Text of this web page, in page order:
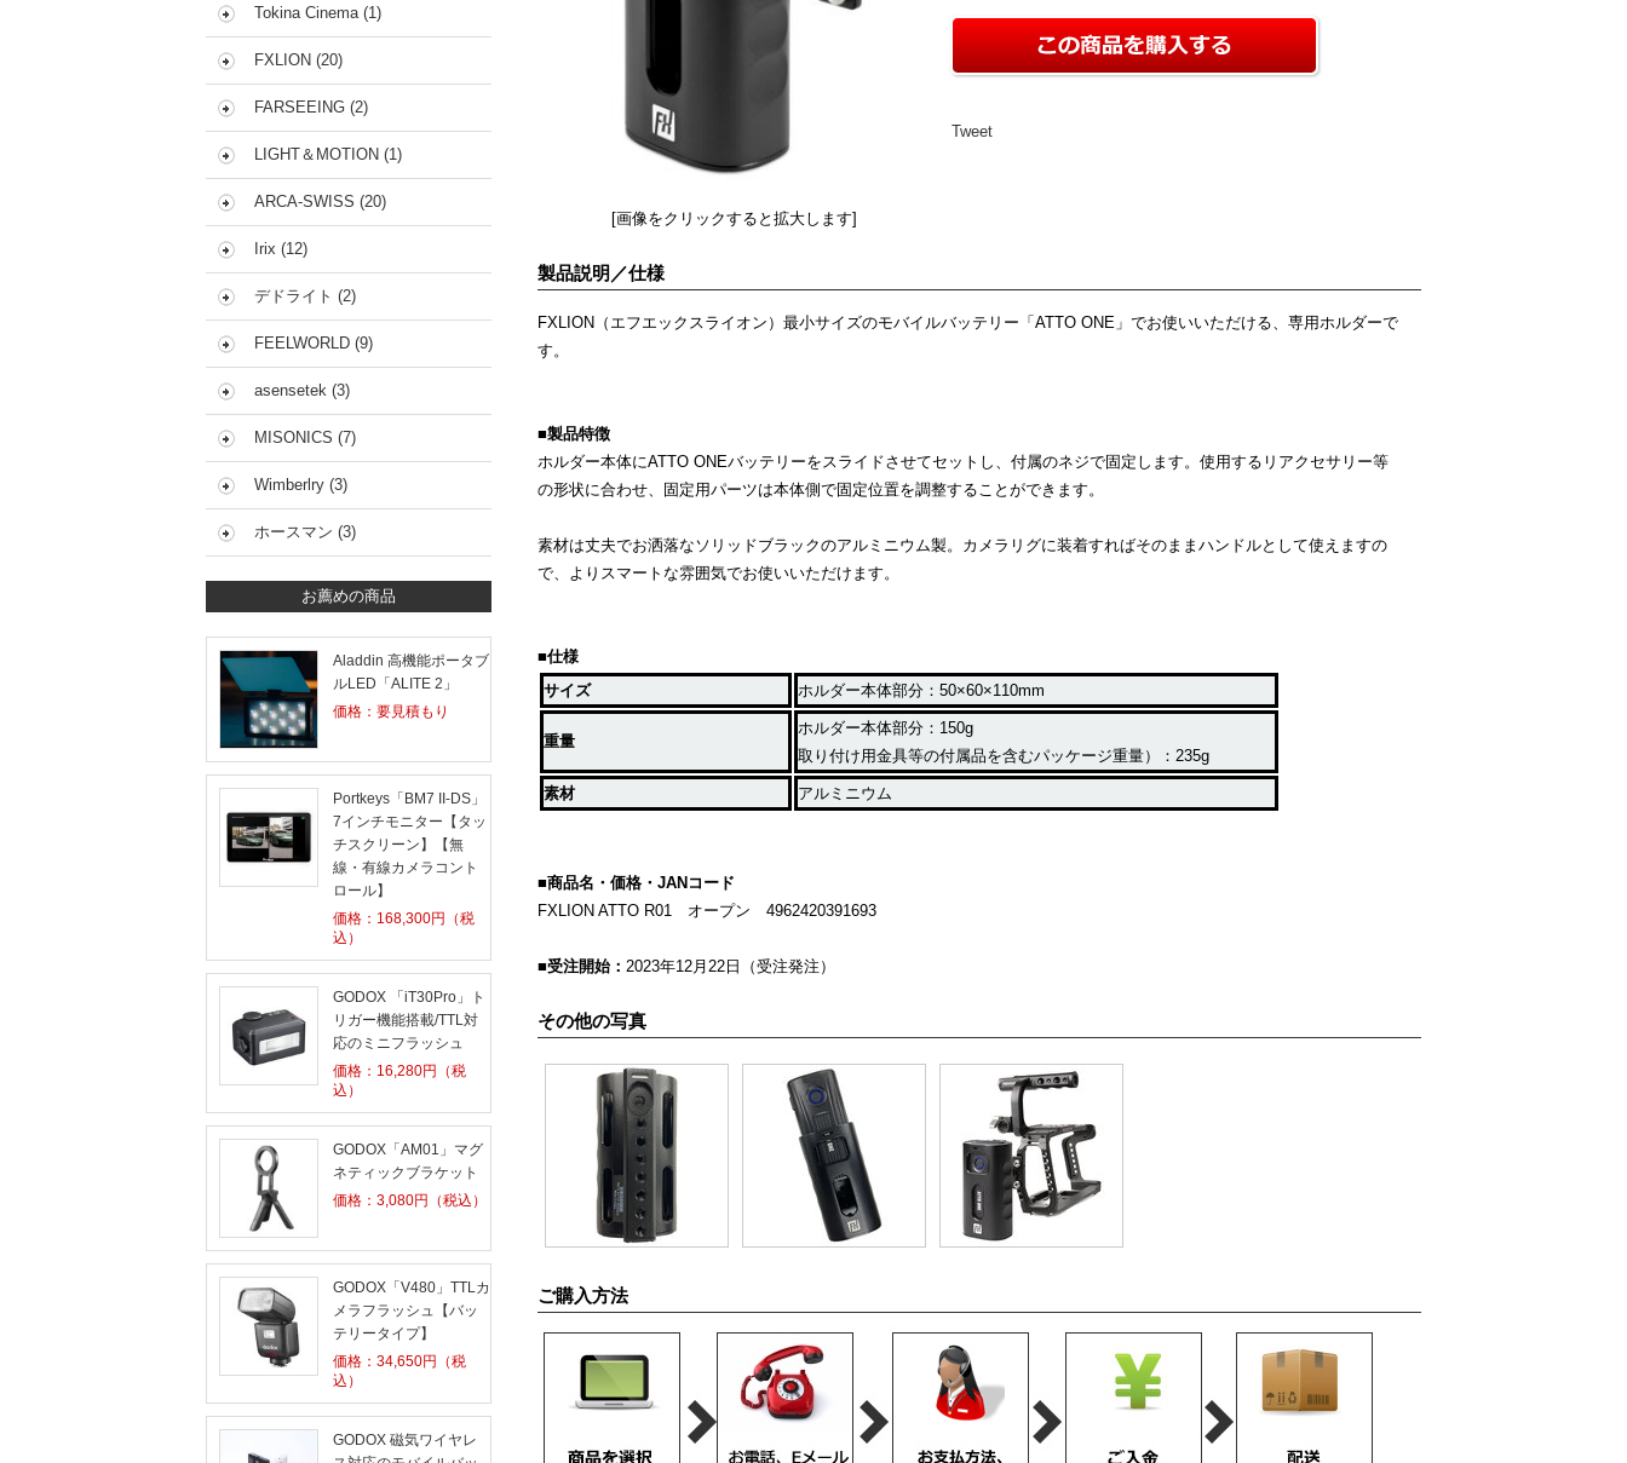
[画像をクリックすると拡大します]
Tweet
製品説明／仕様
FXLION（エフエックスライオン）最小サイズのモバイルバッテリー「ATTO ONE」でお使いいただける、専用ホルダーで
す。
■製品特徴
ホルダー本体にATTO ONEバッテリーをスライドさせてセットし、付属のネジで固定します。使用するリアクセサリー等
の形状に合わせ、固定用パーツは本体側で固定位置を調整することができます。
素材は丈夫でお洒落なソリッドブラックのアルミニウム製。カメラリグに装着すればそのままハンドルとして使えますの
で、よりスマートな雰囲気でお使いいただけます。
■仕様
サイズ
ホルダー本体部分： 50×60×110mm
重量
ホルダー本体部分： 150g
取り付け用金具等の付属品を含むパッケージ重量）： 235g
素材 アルミニウム
■商品名・価格・ JAN コード
FXLION ATTO R01 オープン 4962420391693
■受注開始： 2023年12月22日（受注発注）
その他の写真
ご購入方法
Tokina Cinema (1)
FXLION (20)
FARSEEING (2)
LIGHT＆MOTION (1)
ARCA-SWISS (20)
Irix (12)
デドライト (2)
FEELWORLD (9)
asensetek (3)
MISONICS (7)
Wimberlry (3)
ホースマン (3)
お薦めの商品
Aladdin 高機能ポータブ
ルLED「ALITE 2」
価格：要見積もり
Portkeys「BM7 II-DS」
7インチモニター【タッ
チスクリーン】【無
線・有線カメラコント
ロール】
価格： 168,300円（税
込）
GODOX 「iT30Pro」ト
リガー機能搭載/TTL対
応のミニフラッシュ
価格： 16,280円（税
込）
GODOX「AM01」マグ
ネティックブラケット
価格： 3,080円（税込）
GODOX「V480」TTLカ
メラフラッシュ【バッ
テリータイプ】
価格： 34,650円（税
込）
GODOX 磁気ワイヤレ